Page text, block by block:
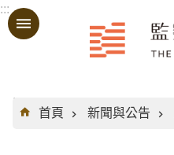
跳到主要內容區塊
:::
:::
首頁
新聞與公告